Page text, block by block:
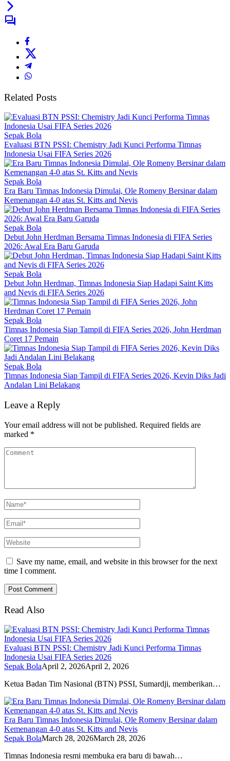
Related Posts
Sepak Bola
Evaluasi BTN PSSI: Chemistry Jadi Kunci Performa Timnas
Indonesia Usai FIFA Series 2026
Sepak Bola
Era Baru Timnas Indonesia Dimulai, Ole Romeny Bersinar dalam
Kemenangan 4-0 atas St. Kitts and Nevis
Sepak Bola
Debut John Herdman Bersama Timnas Indonesia di FIFA Series
2026: Awal Era Baru Garuda
Sepak Bola
Debut John Herdman, Timnas Indonesia Siap Hadapi Saint Kitts
and Nevis di FIFA Series 2026
Sepak Bola
Timnas Indonesia Siap Tampil di FIFA Series 2026, John Herdman
Coret 17 Pemain
Sepak Bola
Timnas Indonesia Siap Tampil di FIFA Series 2026, Kevin Diks Jadi
Andalan Lini Belakang
Leave a Reply
Your email address will not be published. Required fields are
marked *
Save my name, email, and website in this browser for the next
time I comment.
Read Also
Evaluasi BTN PSSI: Chemistry Jadi Kunci Performa Timnas
Indonesia Usai FIFA Series 2026
Sepak BolaApril 2, 2026April 2, 2026
Ketua Badan Tim Nasional (BTN) PSSI, Sumardji, memberikan…
Era Baru Timnas Indonesia Dimulai, Ole Romeny Bersinar dalam
Kemenangan 4-0 atas St. Kitts and Nevis
Sepak BolaMarch 28, 2026March 28, 2026
Timnas Indonesia resmi membuka era baru di bawah…